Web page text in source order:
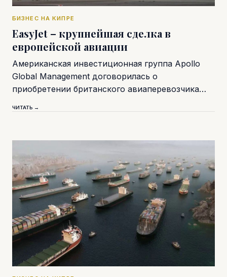
БИЗНЕС НА КИПРЕ
EasyJet – крупнейшая сделка в
европейской авиации
Американская инвестиционная группа Apollo
Global Management договорилась о
приобретении британского авиаперевозчика…
ЧИТАТЬ →